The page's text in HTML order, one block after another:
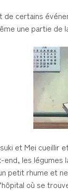
certains
une partie de
et Mei cueillir
les
petit rhume
où se